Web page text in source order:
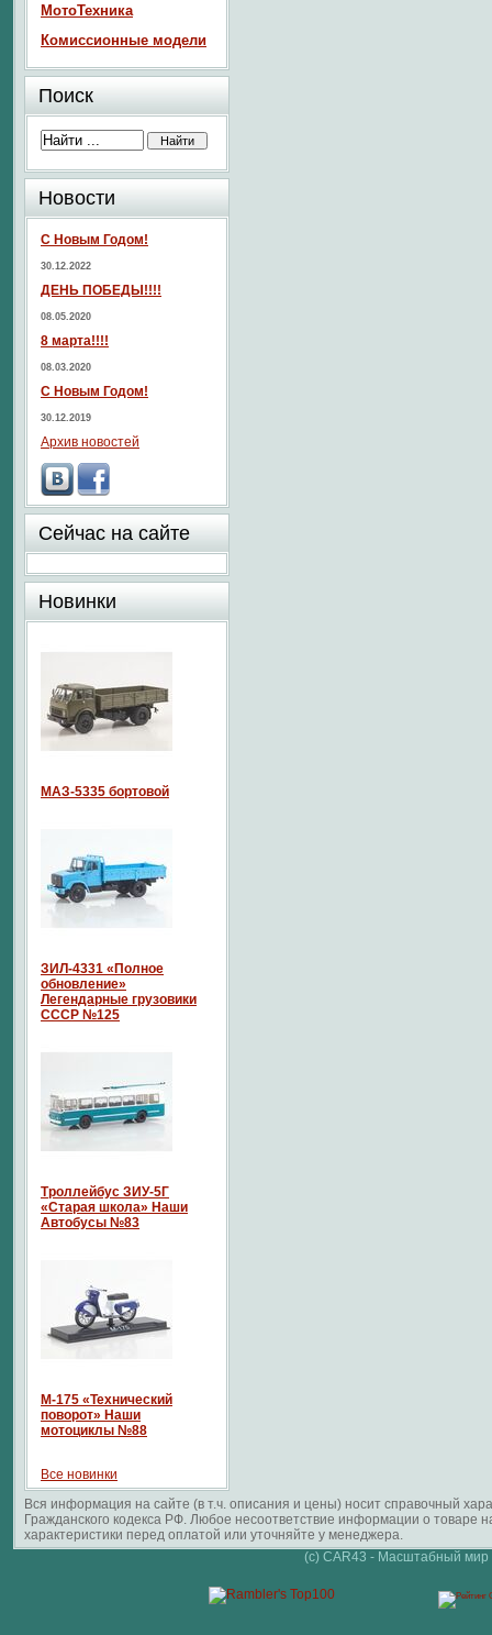
МотоТехника
Комиссионные модели
Поиск
Новости
С Новым Годом!
30.12.2022
ДЕНЬ ПОБЕДЫ!!!!
08.05.2020
8 марта!!!!
08.03.2020
С Новым Годом!
30.12.2019
Архив новостей
Сейчас на сайте
Новинки
МАЗ-5335 бортовой
ЗИЛ-4331 «Полное
обновление»
Легендарные грузовики
СССР №125
Троллейбус ЗИУ-5Г
«Старая школа» Наши
Автобусы №83
М-175 «Технический
поворот» Наши
мотоциклы №88
Все новинки
Вся информация на сайте (в т.ч. описания и цены) носит справочный
Гражданского кодекса РФ. Любое несоответствие информации о
характеристики перед оплатой или уточняйте у менеджера.
(c) CAR43 - Масштабный мир